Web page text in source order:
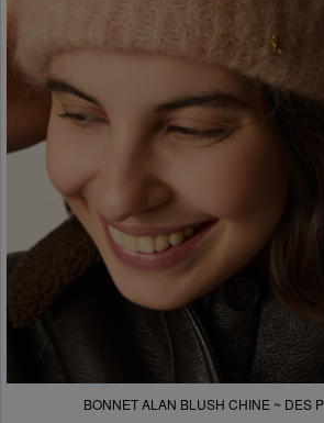
BONNET ALAN BLUSH CHINE ~ DES